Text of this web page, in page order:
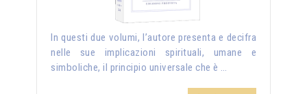
In questi due volumi, l’autore presenta e decifra
nelle sue implicazioni spirituali, umane e
simboliche, il principio universale che è …